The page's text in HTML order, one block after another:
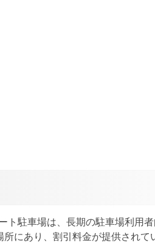
駐車場は、長期の駐車場利用
にあり、割引料金が提供されて